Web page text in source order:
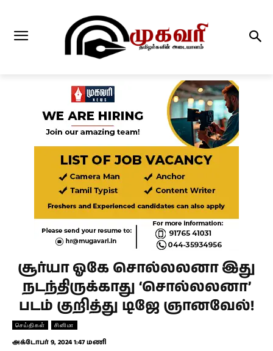
சூர்யா ஓகே சொல்லலனா இது
நடந்திருக்காது ‘சொல்லலனா’
படம் குறித்து டிஜே ஞானவேல்!
செய்திகள் சினிமா
அக்டோபர் 9, 2024 1:47 மணி